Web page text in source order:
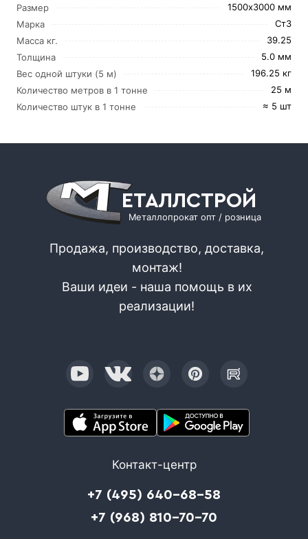
Размер
1500х3000 мм
Марка
Ст3
Масса кг.
39.25
Толщина
5.0 мм
Вес одной штуки (5 м)
196.25 кг
Количество метров в 1 тонне
25 м
Количество штук в 1 тонне
≈ 5 шт
ЕТАЛЛСТРОЙ
Металлопрокат опт / розница
Продажа, производство, доставка,
монтаж!
Ваши идеи - наша помощь в их
реализации!
Контакт-центр
+7 (495) 640-68-58
+7 (968) 810-70-70